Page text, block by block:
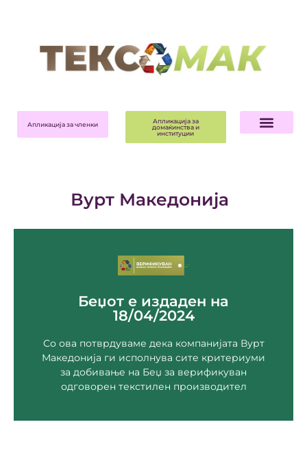
Апликација за членки
Апликација за
домаќинства и
институции
Вурт Македонија
Беџот е издаден на
18/04/2024
Со ова потврдуваме дека компанијата Вурт
Македонија ги исполнува сите критериуми
за добивање на Беџ за верификуван
одговорен текстилен производител
Вурт Македонија ДООЕЛ
Скопје
branko.trajkov@wurth.com.mk
За компанијата ->